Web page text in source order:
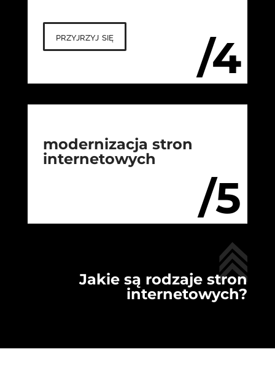
/4
przyjrzyj się
/5
modernizacja stron
internetowych
Jakie są rodzaje stron
internetowych?